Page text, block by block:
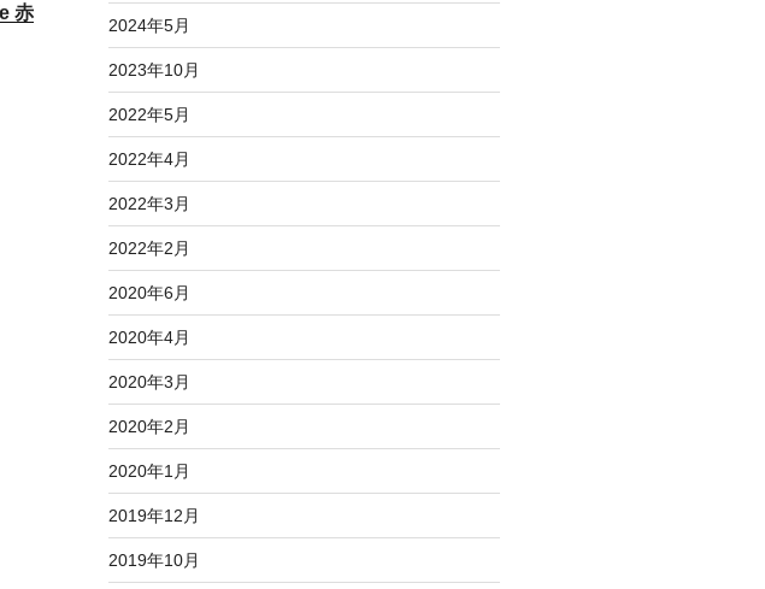
赤
2024年5月
2023年10月
2022年5月
2022年4月
2022年3月
2022年2月
2020年6月
2020年4月
2020年3月
2020年2月
2020年1月
2019年12月
2019年10月